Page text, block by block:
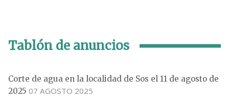
Tablón de anuncios
Corte de agua en la localidad de Sos el 11 de agosto de
2025 07 AGOSTO 2025